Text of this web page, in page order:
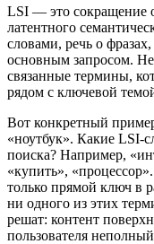
LSI — это сокращение
латентного
словами, речь о
основным запросом.
связанные термины,
рядом с ключевой
Вот конкретный
«ноутбук». Какие LSI-
поиска? Например,
«купить»,
только прямой ключ в
ни одного из этих
решат: контент
пользователя